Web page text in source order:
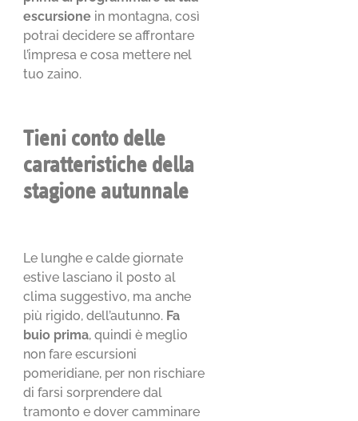
escursione in montagna, così
potrai decidere se affrontare
l’impresa e cosa mettere nel
tuo zaino.
Tieni conto delle
caratteristiche della
stagione autunnale
Le lunghe e calde giornate
estive lasciano il posto al
clima suggestivo, ma anche
più rigido, dell’autunno. Fa
buio prima, quindi è meglio
non fare escursioni
pomeridiane, per non rischiare
di farsi sorprendere dal
tramonto e dover camminare